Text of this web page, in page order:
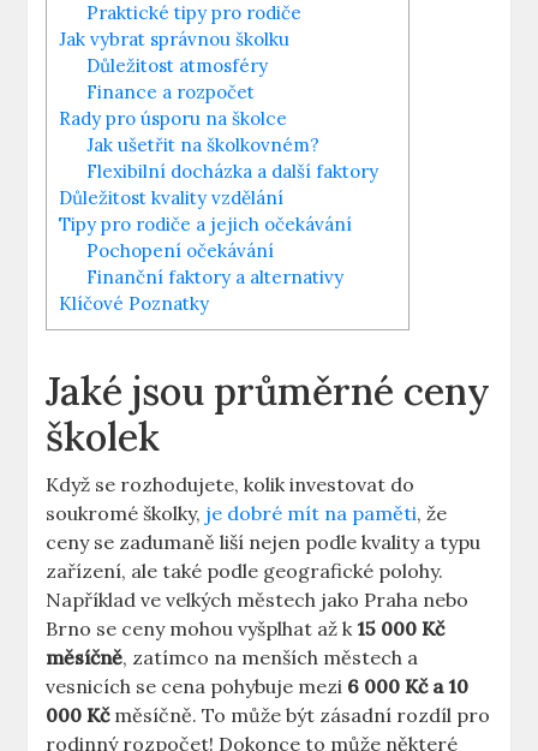
Praktické tipy pro rodiče
Jak vybrat správnou školku
Důležitost atmosféry
Finance a rozpočet
Rady pro úsporu na školce
Jak ušetřit na školkovném?
Flexibilní docházka a další faktory
Důležitost kvality vzdělání
Tipy pro rodiče a jejich očekávání
Pochopení očekávání
Finanční faktory a alternativy
Klíčové Poznatky
Jaké jsou průměrné ceny
školek
Když se rozhodujete, kolik investovat do
soukromé školky, je dobré mít na paměti, že
ceny se zadumaně liší nejen podle kvality a typu
zařízení, ale také podle geografické polohy.
Například ve velkých městech jako Praha nebo
Brno se ceny mohou vyšplhat až k 15 000 Kč
měsíčně, zatímco na menších městech a
vesnicích se cena pohybuje mezi 6 000 Kč a 10
000 Kčměsíčně. To může být zásadní rozdíl pro
rodinný rozpočet! Dokonce to může některé